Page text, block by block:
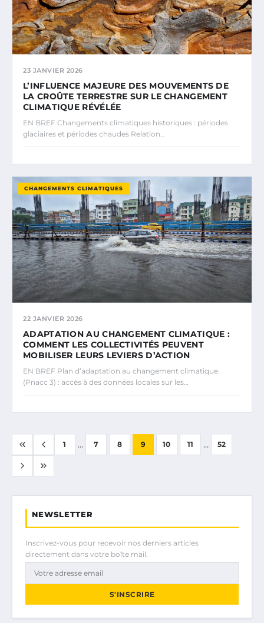
23 JANVIER 2026
L’INFLUENCE MAJEURE DES MOUVEMENTS DE
LA CROÛTE TERRESTRE SUR LE CHANGEMENT
CLIMATIQUE RÉVÉLÉE
EN BREF Changements climatiques historiques : périodes
glaciaires et périodes chaudes Relation…
CHANGEMENTS CLIMATIQUES
22 JANVIER 2026
ADAPTATION AU CHANGEMENT CLIMATIQUE :
COMMENT LES COLLECTIVITÉS PEUVENT
MOBILISER LEURS LEVIERS D’ACTION
EN BREF Plan d’adaptation au changement climatique
(Pnacc 3) : accès à des données locales sur les…
1 ... 7 8 9 10 11 ... 52
NEWSLETTER
Inscrivez-vous pour recevoir nos derniers articles
directement dans votre boîte mail.
S'INSCRIRE